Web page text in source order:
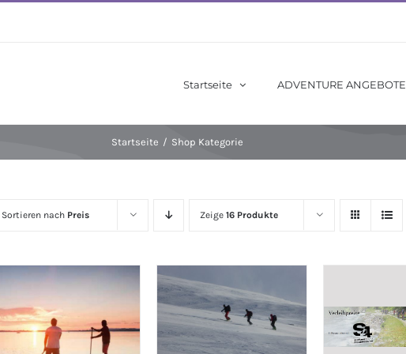
Startseite ADVENTURE ANGEBOTE
Startseite / Shop Kategorie
Sortieren nach Preis Zeige16 Produkte